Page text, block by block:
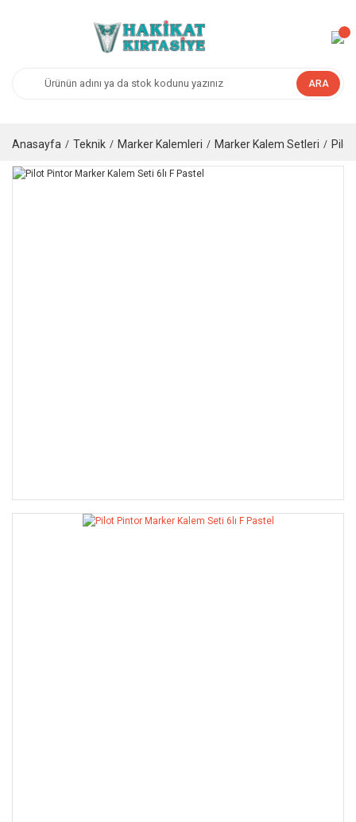
ARA
Anasayfa Teknik Marker Kalemleri Marker Kalem Setleri